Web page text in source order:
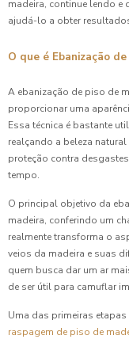
madeira, continue lendo e
ajudá-lo a obter
O que é Ebanização
A ebanização de piso de
proporcionar uma
Essa técnica é bastante
realçando a beleza
proteção contra
tempo.
O principal objetivo da
madeira, conferindo um
realmente transforma o
veios da madeira e suas
quem busca dar um ar
de ser útil para camuflar
Uma das primeiras etapas
raspagem de piso de